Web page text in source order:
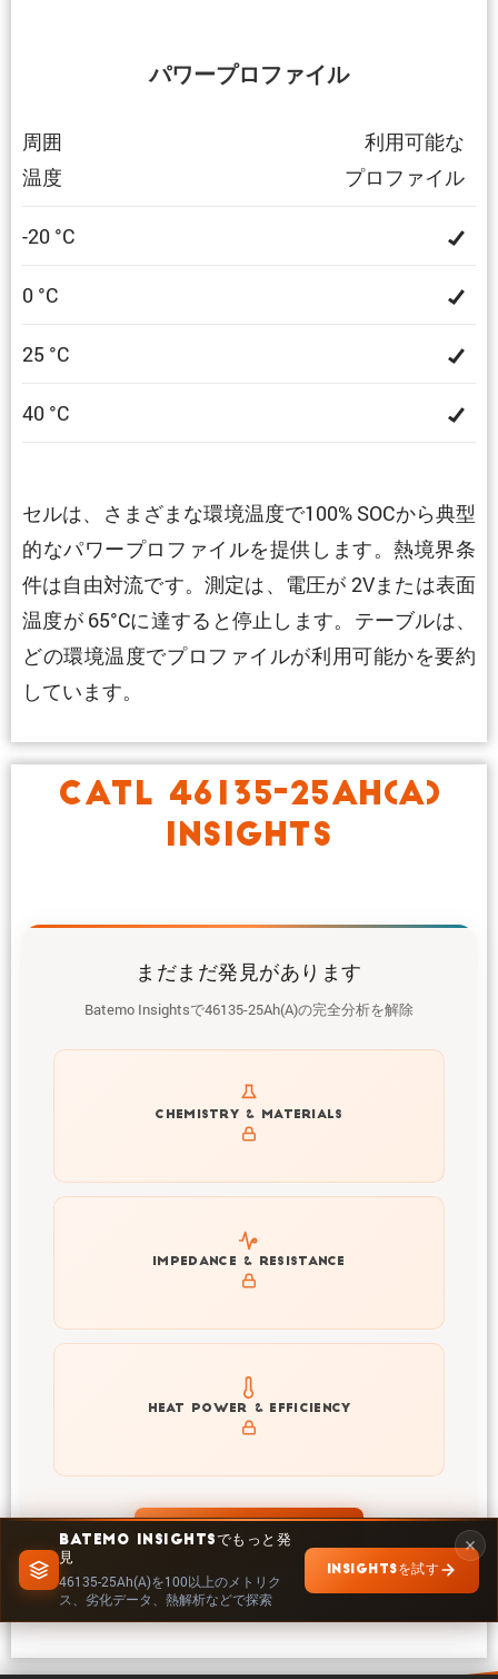
BATEMO INSIGHTSでもっと発
見
46135-25Ah(A)を100以上のメトリク
ス、劣化データ、熱解析などで探索
INSIGHTSを試す
パワープロファイル
周囲
温度
利用可能な
プロファイル
-20 °C
0 °C
25 °C
40 °C
セルは、さまざまな環境温度で100% SOCから典型
的なパワープロファイルを提供します。熱境界条
件は自由対流です。測定は、電圧が 2Vまたは表面
温度が 65°Cに達すると停止します。テーブルは、
どの環境温度でプロファイルが利用可能かを要約
しています。
CATL 46135-25AH(A)
INSIGHTS
まだまだ発見があります
Batemo Insightsで46135-25Ah(A)の完全分析を解除
CHEMISTRY & MATERIALS
Get to know active materials for the 46135-25Ah(A)
IMPEDANCE & RESISTANCE
Explore impedance spectrum and DCIR (SOC, T) of
46135-25Ah(A)
HEAT POWER & EFFICIENCY
Explore heat generation and cell efficiency at different
temperatures and powers of 46135-25Ah(A)
INSIGHTSで探索